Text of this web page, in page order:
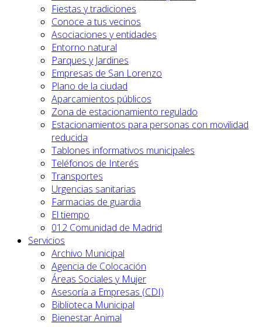
Fiestas y tradiciones
Conoce a tus vecinos
Asociaciones y entidades
Entorno natural
Parques y Jardines
Empresas de San Lorenzo
Plano de la ciudad
Aparcamientos públicos
Zona de estacionamiento regulado
Estacionamientos para personas con movilidad
reducida
Tablones informativos municipales
Teléfonos de Interés
Transportes
Urgencias sanitarias
Farmacias de guardia
El tiempo
012 Comunidad de Madrid
Servicios
Archivo Municipal
Agencia de Colocación
Áreas Sociales y Mujer
Asesoría a Empresas (CDI)
Biblioteca Municipal
Bienestar Animal